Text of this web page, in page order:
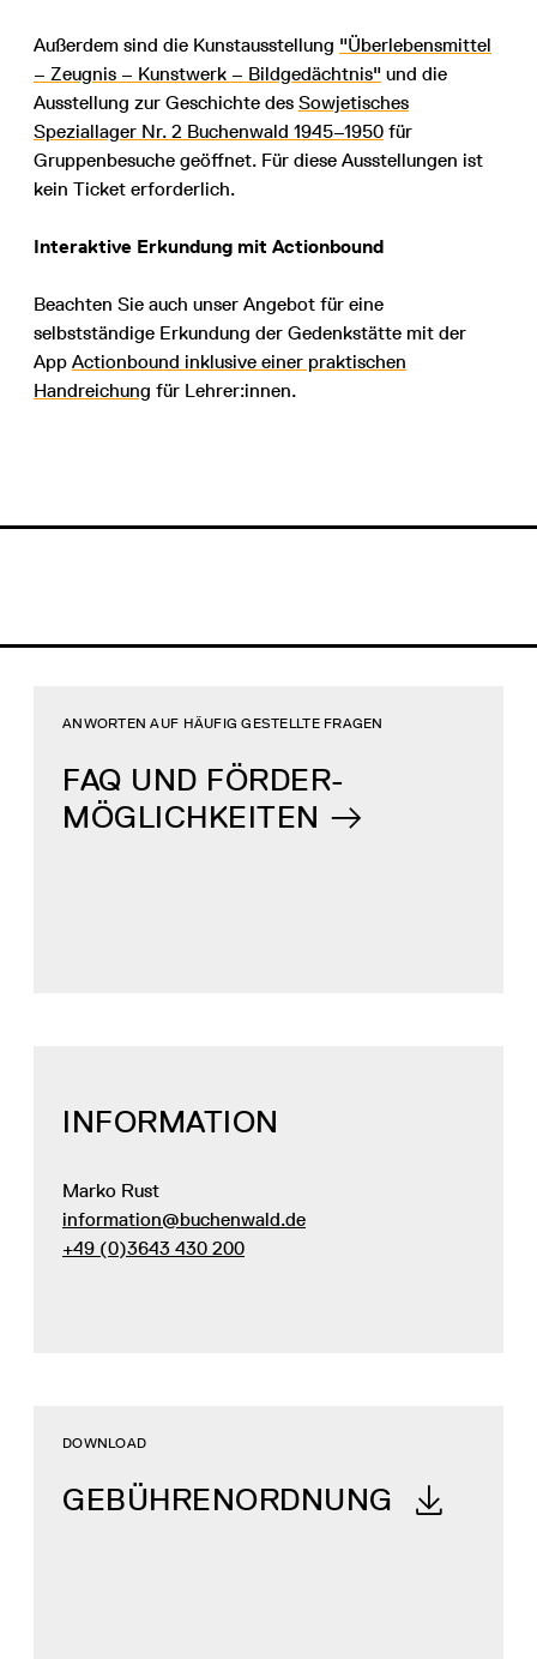
Außerdem sind die Kunstausstellung "Überlebensmittel
– Zeugnis – Kunstwerk – Bildgedächtnis" und die
Ausstellung zur Geschichte des Sowjetisches
Speziallager Nr. 2 Buchenwald 1945–1950 für
Gruppenbesuche geöffnet. Für diese Ausstellungen ist
kein Ticket erforderlich.
Interaktive Erkundung mit Actionbound
Beachten Sie auch unser Angebot für eine
selbstständige Erkundung der Gedenkstätte mit der
App Actionbound inklusive einer praktischen
Handreichung für Lehrer:innen.
FAQ UND FÖRDER­
MÖGLICHKEITEN
ANWORTEN AUF HÄUFIG GESTELLTE FRAGEN
INFORMATION
Marko Rust
information@buchenwald.de
+49 (0)3643 430 200
GEBÜHREN­ORDNUNG
DOWNLOAD